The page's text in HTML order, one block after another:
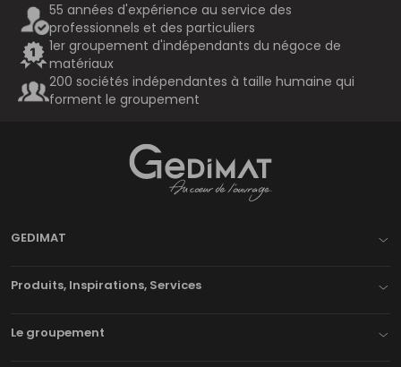
55 années d'expérience au service des
professionnels et des particuliers
1er groupement d'indépendants du négoce de
matériaux
200 sociétés indépendantes à taille humaine qui
forment le groupement
GEDIMAT
Produits, Inspirations, Services
Le groupement